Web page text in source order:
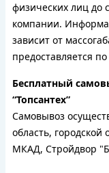
физических лиц до
компании.
зависит от
предоставляется по
Бесплатный
“Топсантех”
Самовывоз
область,
МКАД, Стройдвор